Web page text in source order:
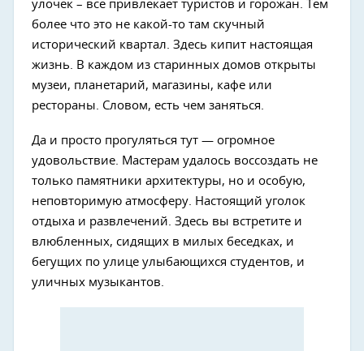
улочек – все привлекает туристов и горожан. Тем
более что это не какой-то там скучный
исторический квартал. Здесь кипит настоящая
жизнь. В каждом из старинных домов открыты
музеи, планетарий, магазины, кафе или
рестораны. Словом, есть чем заняться.
Да и просто прогуляться тут — огромное
удовольствие. Мастерам удалось воссоздать не
только памятники архитектуры, но и особую,
неповторимую атмосферу. Настоящий уголок
отдыха и развлечений. Здесь вы встретите и
влюбленных, сидящих в милых беседках, и
бегущих по улице улыбающихся студентов, и
уличных музыкантов.